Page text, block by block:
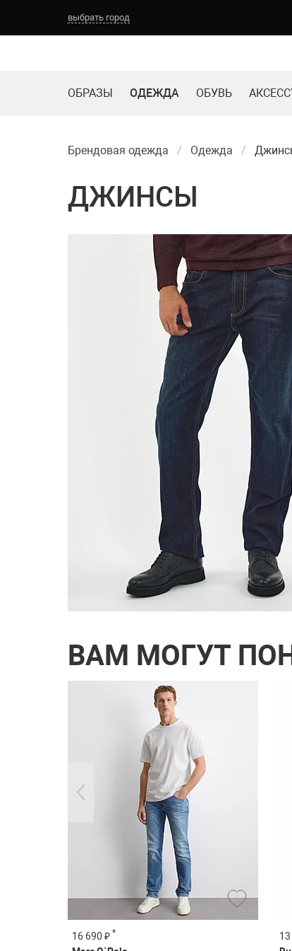
выбрать город
ОБРАЗЫ ОДЕЖДА ОБУВЬ
Брендовая одежда Одежда
ДЖИНСЫ
ВАМ МОГУТ
16 690 ₽ *